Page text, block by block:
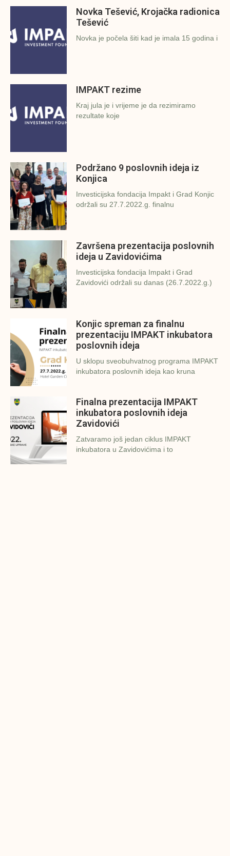
Novka Tešević, Krojačka radionica
Tešević
Novka je počela šiti kad je imala 15 godina i
IMPAKT rezime
Kraj jula je i vrijeme je da rezimiramo
rezultate koje
Podržano 9 poslovnih ideja iz
Konjica
Investicijska fondacija Impakt i Grad Konjic
održali su 27.7.2022.g. finalnu
Završena prezentacija poslovnih
ideja u Zavidovićima
Investicijska fondacija Impakt i Grad
Zavidovići održali su danas (26.7.2022.g.)
Konjic spreman za finalnu
prezentaciju IMPAKT inkubatora
poslovnih ideja
U sklopu sveobuhvatnog programa IMPAKT
inkubatora poslovnih ideja kao kruna
Finalna prezentacija IMPAKT
inkubatora poslovnih ideja
Zavidovići
Zatvaramo još jedan ciklus IMPAKT
inkubatora u Zavidovićima i to